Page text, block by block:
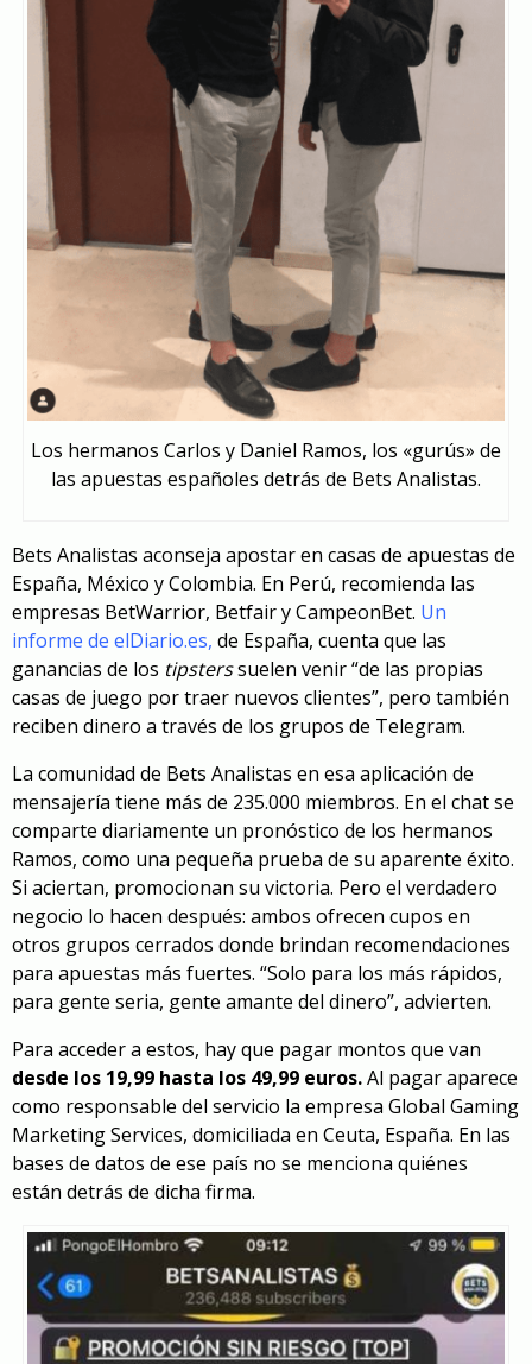
Los hermanos Carlos y Daniel Ramos, los «gurús» de
las apuestas españoles detrás de Bets Analistas.
Bets Analistas aconseja apostar en casas de apuestas de
España, México y Colombia. En Perú, recomienda las
empresas BetWarrior, Betfair y CampeonBet. Un
informe de elDiario.es, de España, cuenta que las
ganancias de los tipsterssuelen venir “de las propias
casas de juego por traer nuevos clientes”, pero también
reciben dinero a través de los grupos de Telegram.
La comunidad de Bets Analistas en esa aplicación de
mensajería tiene más de 235.000 miembros. En el chat se
comparte diariamente un pronóstico de los hermanos
Ramos, como una pequeña prueba de su aparente éxito.
Si aciertan, promocionan su victoria. Pero el verdadero
negocio lo hacen después: ambos ofrecen cupos en
otros grupos cerrados donde brindan recomendaciones
para apuestas más fuertes. “Solo para los más rápidos,
para gente seria, gente amante del dinero”, advierten.
Para acceder a estos, hay que pagar montos que van
desde los 19,99 hasta los 49,99 euros.Al pagar aparece
como responsable del servicio la empresa Global Gaming
Marketing Services, domiciliada en Ceuta, España. En las
bases de datos de ese país no se menciona quiénes
están detrás de dicha firma.